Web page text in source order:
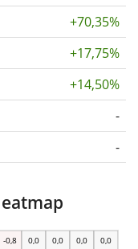
+70,35%
+17,75%
+14,50%
-
-
-0,8 0,0 0,0 0,0 0,0